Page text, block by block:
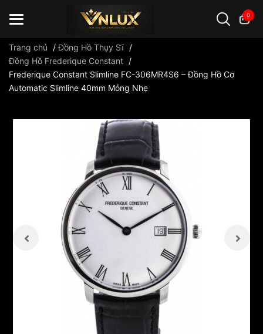
0
Đồng hồ casio đồng hồ G-Shock đồng hồ Orient
Trang chủ /Đồng Hồ Thụy Sĩ /
Đồng Hồ Frederique Constant /
Frederique Constant Slimline FC-306MR4S6 – Đồng Hồ Cơ
Automatic Slimline 40mm Mỏng Nhẹ